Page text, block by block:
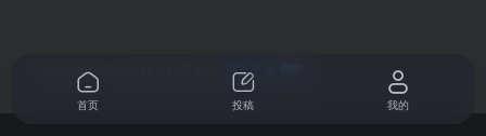
Copyright © 2026
首页 投稿 我的